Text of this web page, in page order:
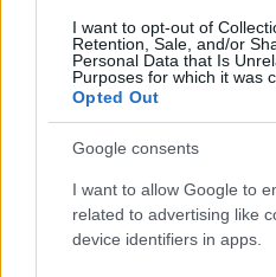
I want to opt-out of
Retention, Sale, and/or
Personal Data that Is
Purposes for which it was
Opted Out
Google consents
I want to allow Google to
related to advertising like
device identifiers in apps.
rugalmassága miatt
minőségű prototípusok
alatt elkészíthetők vele.
Legutolsó projektjükben
gyártó cégnek dolgoztak ki
specializált vezérlőpultot.
is az egésszel.